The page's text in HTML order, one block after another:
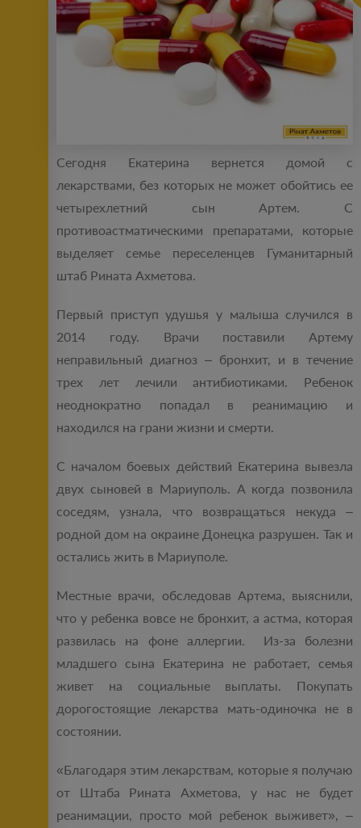
Сегодня Екатерина вернется домой с
лекарствами, без которых не может обойтись ее
четырехлетний сын Артем. С
противоастматическими препаратами, которые
выделяет семье переселенцев Гуманитарный
штаб Рината Ахметова.
Первый приступ удушья у малыша случился в
2014 году. Врачи поставили Артему
неправильный диагноз – бронхит, и в течение
трех лет лечили антибиотиками. Ребенок
неоднократно попадал в реанимацию и
находился на грани жизни и смерти.
С началом боевых действий Екатерина вывезла
двух сыновей в Мариуполь. А когда позвонила
соседям, узнала, что возвращаться некуда –
родной дом на окраине Донецка разрушен. Так и
остались жить в Мариуполе.
Местные врачи, обследовав Артема, выяснили,
что у ребенка вовсе не бронхит, а астма, которая
развилась на фоне аллергии. Из-за болезни
младшего сына Екатерина не работает, семья
живет на социальные выплаты. Покупать
дорогостоящие лекарства мать-одиночка не в
состоянии.
«Благодаря этим лекарствам, которые я получаю
от Штаба Рината Ахметова, у нас не будет
реанимации, просто мой ребенок выживет», –